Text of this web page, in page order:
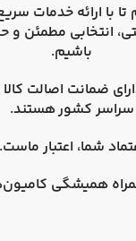
با ارائه خدمات
انتخابی مطمئن و
باشیم.
ضمانت اصالت کالا
سراسر کشورهستند.
شما، اعتبار ماست.
همیشگی